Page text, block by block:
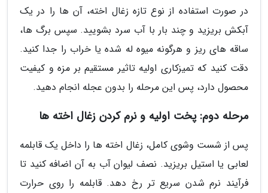
در صورت استفاده از نوع تازه زغال اخته، آن ها را در یک
آبکش بریزید و چند بار با آب سرد بشویید. سپس برگ ها،
ساقه های ریز و هرگونه میوه له شده یا خراب را جدا کنید.
دقت کنید که تمیزکاری اولیه تاثیر مستقیم بر مزه و کیفیت
محصول دارد، پس این مرحله را بدون عجله انجام دهید.
مرحله دوم: پخت اولیه و نرم کردن زغال اخته ها
پس از شست وشوی کامل، زغال اخته ها را داخل یک قابلمه
لعابی یا استیل بریزید. نصف لیوان آب به آن اضافه کنید تا
فرآیند نرم شدن سریع تر رخ دهد. قابلمه را روی حرارت